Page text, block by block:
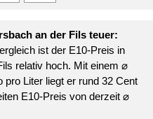
an der Fils teuer:
ist der E10-Preis in
relativ hoch. Mit einem ⌀
pro Liter liegt er rund 32 Cent
E10-Preis von derzeit ⌀